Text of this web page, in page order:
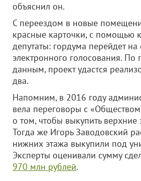
объяснил он.
С переездом в новые
красные карточки, с помощью
депутаты: гордума перейдет на
электронного голосования. По
данным, проект удастся
два.
Напомним, в 2016 году
вела переговоры с
о том, чтобы выкупить
Тогда же Игорь Заводовский
нижних этажа выкупили под
Эксперты оценивали сумму
970 млн рублей.